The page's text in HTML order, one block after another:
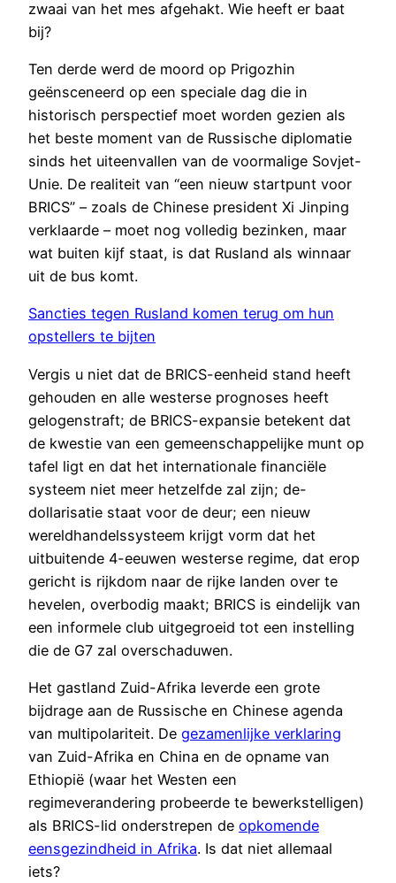
zwaai van het mes afgehakt. Wie heeft er baat
bij?
Ten derde werd de moord op Prigozhin
geënsceneerd op een speciale dag die in
historisch perspectief moet worden gezien als
het beste moment van de Russische diplomatie
sinds het uiteenvallen van de voormalige Sovjet-
Unie. De realiteit van “een nieuw startpunt voor
BRICS” – zoals de Chinese president Xi Jinping
verklaarde – moet nog volledig bezinken, maar
wat buiten kijf staat, is dat Rusland als winnaar
uit de bus komt.
Sancties tegen Rusland komen terug om hun
opstellers te bijten
Vergis u niet dat de BRICS-eenheid stand heeft
gehouden en alle westerse prognoses heeft
gelogenstraft; de BRICS-expansie betekent dat
de kwestie van een gemeenschappelijke munt op
tafel ligt en dat het internationale financiële
systeem niet meer hetzelfde zal zijn; de-
dollarisatie staat voor de deur; een nieuw
wereldhandelssysteem krijgt vorm dat het
uitbuitende 4-eeuwen westerse regime, dat erop
gericht is rijkdom naar de rijke landen over te
hevelen, overbodig maakt; BRICS is eindelijk van
een informele club uitgegroeid tot een instelling
die de G7 zal overschaduwen.
Het gastland Zuid-Afrika leverde een grote
bijdrage aan de Russische en Chinese agenda
van multipolariteit. De gezamenlijke verklaring
van Zuid-Afrika en China en de opname van
Ethiopië (waar het Westen een
regimeverandering probeerde te bewerkstelligen)
als BRICS-lid onderstrepen de opkomende
eensgezindheid in Afrika. Is dat niet allemaal
iets?